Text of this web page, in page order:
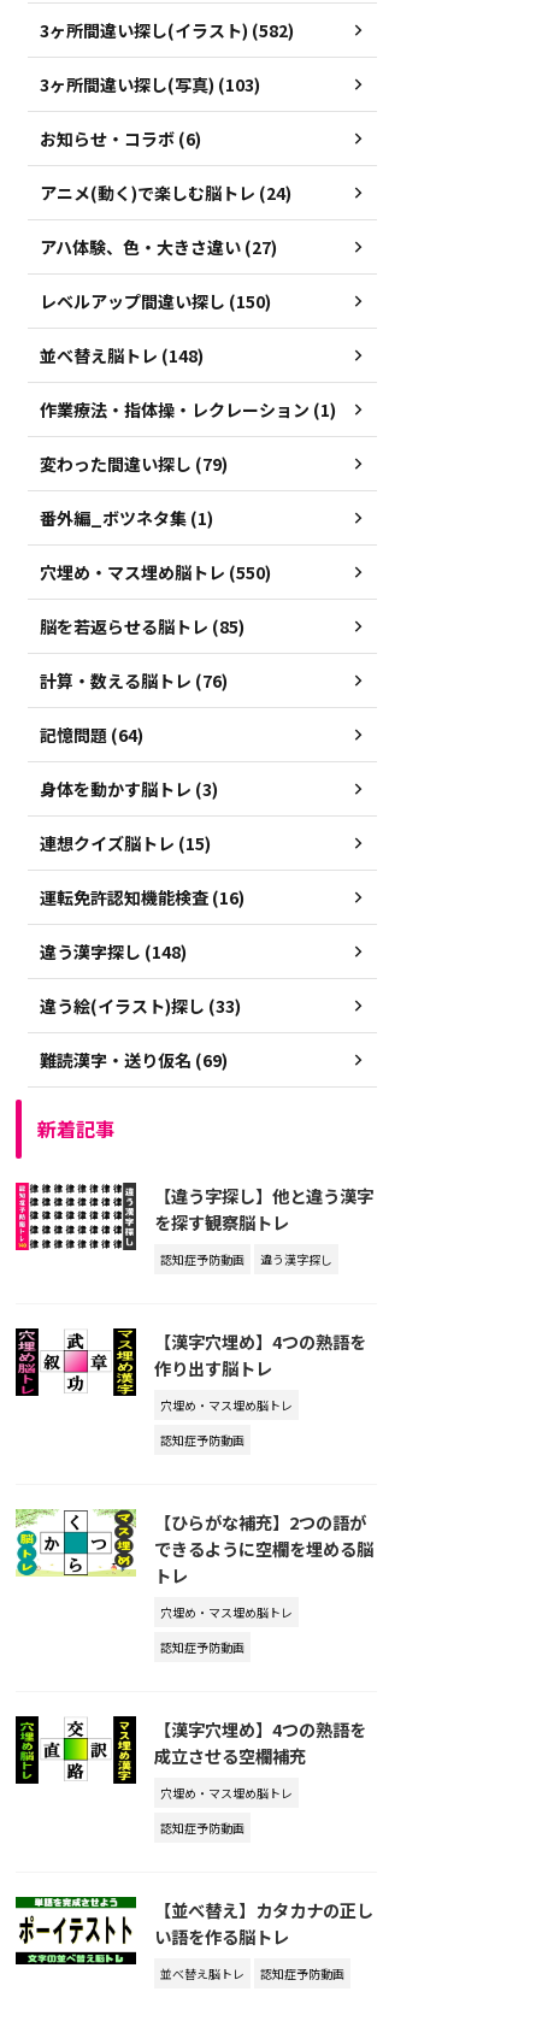
3ヶ所間違い探し(イラスト) (582)
3ヶ所間違い探し(写真) (103)
お知らせ・コラボ (6)
アニメ(動く)で楽しむ脳トレ (24)
アハ体験、色・大きさ違い (27)
レベルアップ間違い探し (150)
並べ替え脳トレ (148)
作業療法・指体操・レクレーション (1)
変わった間違い探し (79)
番外編_ボツネタ集 (1)
穴埋め・マス埋め脳トレ (550)
脳を若返らせる脳トレ (85)
計算・数える脳トレ (76)
記憶問題 (64)
身体を動かす脳トレ (3)
連想クイズ脳トレ (15)
運転免許認知機能検査 (16)
違う漢字探し (148)
違う絵(イラスト)探し (33)
難読漢字・送り仮名 (69)
新着記事
【違う字探し】他と違う漢字
を探す観察脳トレ
認知症予防動画 違う漢字探し
【漢字穴埋め】4つの熟語を
作り出す脳トレ
穴埋め・マス埋め脳トレ
認知症予防動画
【ひらがな補充】2つの語が
できるように空欄を埋める脳
トレ
穴埋め・マス埋め脳トレ
認知症予防動画
【漢字穴埋め】4つの熟語を
成立させる空欄補充
穴埋め・マス埋め脳トレ
認知症予防動画
【並べ替え】カタカナの正し
い語を作る脳トレ
並べ替え脳トレ 認知症予防動画